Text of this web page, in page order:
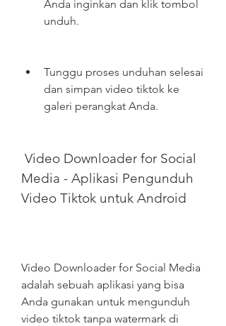
Anda inginkan dan klik tombol
unduh.
Tunggu proses unduhan selesai
dan simpan video tiktok ke
galeri perangkat Anda.
Media - Aplikasi Pengunduh
Video Tiktok untuk Android
Video Downloader for Social Media
adalah sebuah aplikasi yang bisa
Anda gunakan untuk mengunduh
video tiktok tanpa watermark di